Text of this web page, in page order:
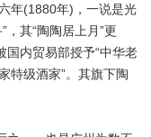
年(1880年)，一说是光
其“陶陶居上月”更
国内贸易部授予“中华老
特级酒家”。其旗下陶